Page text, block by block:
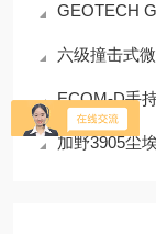
GEOTECH
六级撞击式微
ECOM-D手
加野3905尘